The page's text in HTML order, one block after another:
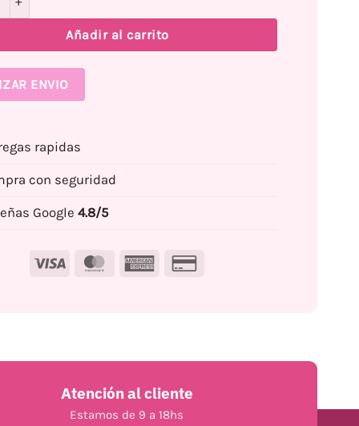
Añadir al carrito
ENVIO
rapidas
con seguridad
Google 4.8/5
Visa MasterCardAmerican
Atención al cliente
Estamos de 9 a 18hs